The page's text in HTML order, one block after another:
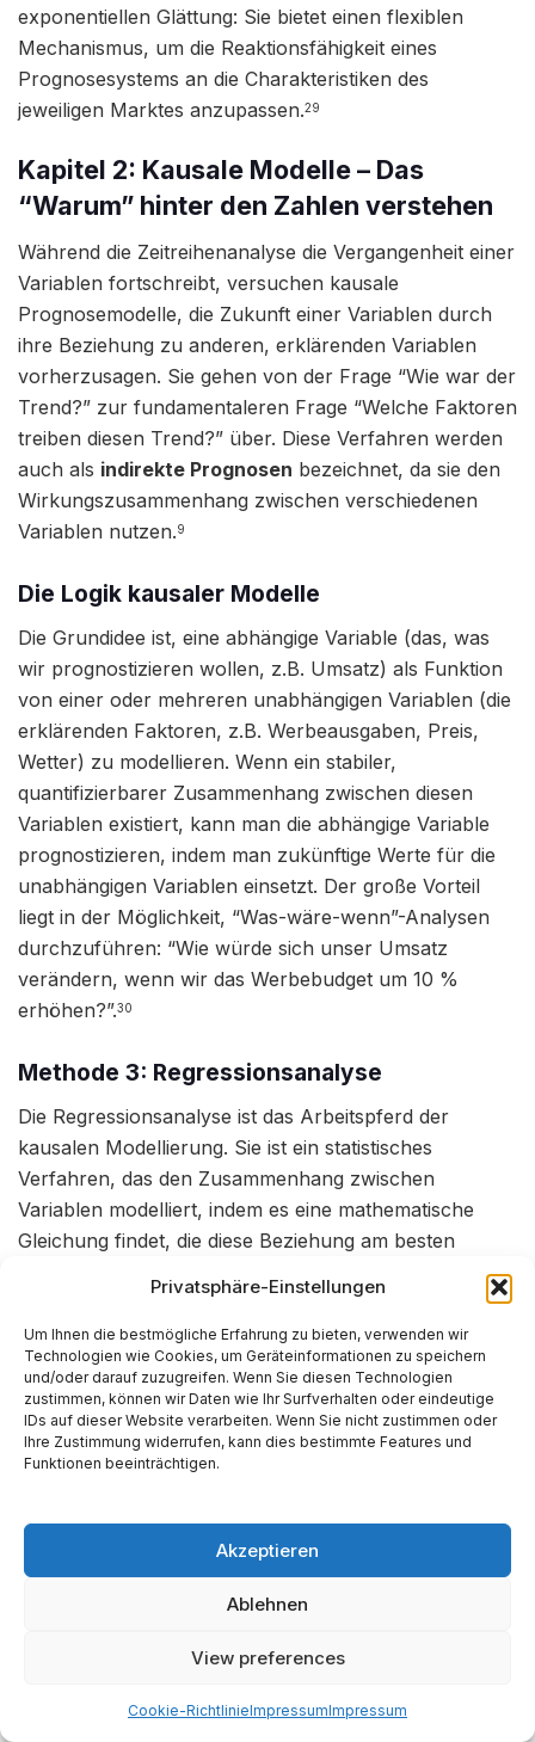
Privatsphäre-Einstellungen
Um Ihnen die bestmögliche Erfahrung zu bieten, verwenden wir
Technologien wie Cookies, um Geräteinformationen zu speichern
und/oder darauf zuzugreifen. Wenn Sie diesen Technologien
zustimmen, können wir Daten wie Ihr Surfverhalten oder eindeutige
IDs auf dieser Website verarbeiten. Wenn Sie nicht zustimmen oder
Ihre Zustimmung widerrufen, kann dies bestimmte Features und
Funktionen beeinträchtigen.
Akzeptieren
Ablehnen
View preferences
Cookie-RichtlinieImpressumImpressum
exponentiellen Glättung: Sie bietet einen flexiblen
Mechanismus, um die Reaktionsfähigkeit eines
Prognosesystems an die Charakteristiken des
jeweiligen Marktes anzupassen.29
Kapitel 2: Kausale Modelle – Das
“Warum” hinter den Zahlen verstehen
Während die Zeitreihenanalyse die Vergangenheit einer
Variablen fortschreibt, versuchen kausale
Prognosemodelle, die Zukunft einer Variablen durch
ihre Beziehung zu anderen, erklärenden Variablen
vorherzusagen. Sie gehen von der Frage “Wie war der
Trend?” zur fundamentaleren Frage “Welche Faktoren
treiben diesen Trend?” über. Diese Verfahren werden
auch als indirekte Prognosen bezeichnet, da sie den
Wirkungszusammenhang zwischen verschiedenen
Variablen nutzen.9
Die Logik kausaler Modelle
Die Grundidee ist, eine abhängige Variable (das, was
wir prognostizieren wollen, z.B. Umsatz) als Funktion
von einer oder mehreren unabhängigen Variablen (die
erklärenden Faktoren, z.B. Werbeausgaben, Preis,
Wetter) zu modellieren. Wenn ein stabiler,
quantifizierbarer Zusammenhang zwischen diesen
Variablen existiert, kann man die abhängige Variable
prognostizieren, indem man zukünftige Werte für die
unabhängigen Variablen einsetzt. Der große Vorteil
liegt in der Möglichkeit, “Was-wäre-wenn”-Analysen
durchzuführen: “Wie würde sich unser Umsatz
verändern, wenn wir das Werbebudget um 10 %
erhöhen?”.30
Methode 3: Regressionsanalyse
Die Regressionsanalyse ist das Arbeitspferd der
kausalen Modellierung. Sie ist ein statistisches
Verfahren, das den Zusammenhang zwischen
Variablen modelliert, indem es eine mathematische
Gleichung findet, die diese Beziehung am besten
Diese grundlegendste Form untersucht den linearen
Zusammenhang zwischen genau zwei Variablen: einer
unabhängigen Variable x und einer abhängigen
Variable y.30 Das Ziel ist es, eine Gerade zu finden, die
nächsten” kommt. Die Gleichung dieser Geraden
: Die abhängige Variable (z.B. Umsatz).
: Die unabhängige Variable (z.B. Werbebudget).
Achsenabschnitt). Sie gibt den Wert von an,